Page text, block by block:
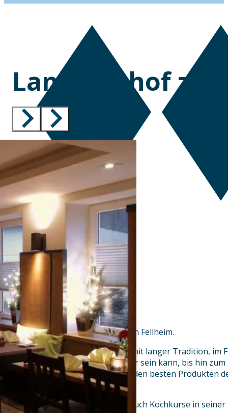
Landgasthof
Wahrlich ein Kleinod: Der Adler in Fellheim.
Moderne Küche in einem Haus mit langer Tradition, im
Dorfgasthof, wie er kaum besser sein kann, bis hin zum
Regionaler Genuss, erstellt aus den besten Produkten
Schmankerl bereichert.
Reinhard Schiefele bietet aber auch Kochkurse in